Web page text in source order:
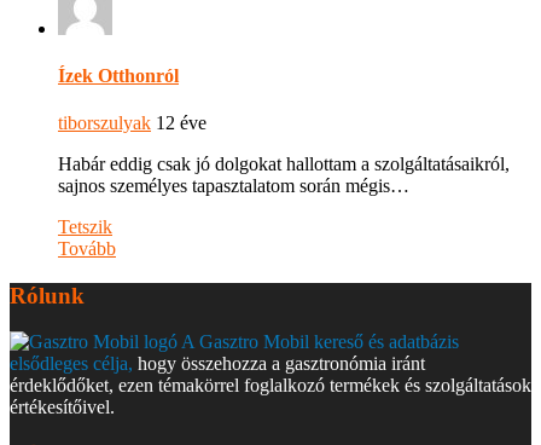
Ízek Otthonról
tiborszulyak 12 éve
Habár eddig csak jó dolgokat hallottam a szolgáltatásaikról,
sajnos személyes tapasztalatom során mégis…
Tetszik
Tovább
Rólunk
A Gasztro Mobil kereső és adatbázis
elsődleges célja, hogy összehozza a gasztronómia iránt
érdeklődőket, ezen témakörrel foglalkozó termékek és szolgáltatások
értékesítőivel.